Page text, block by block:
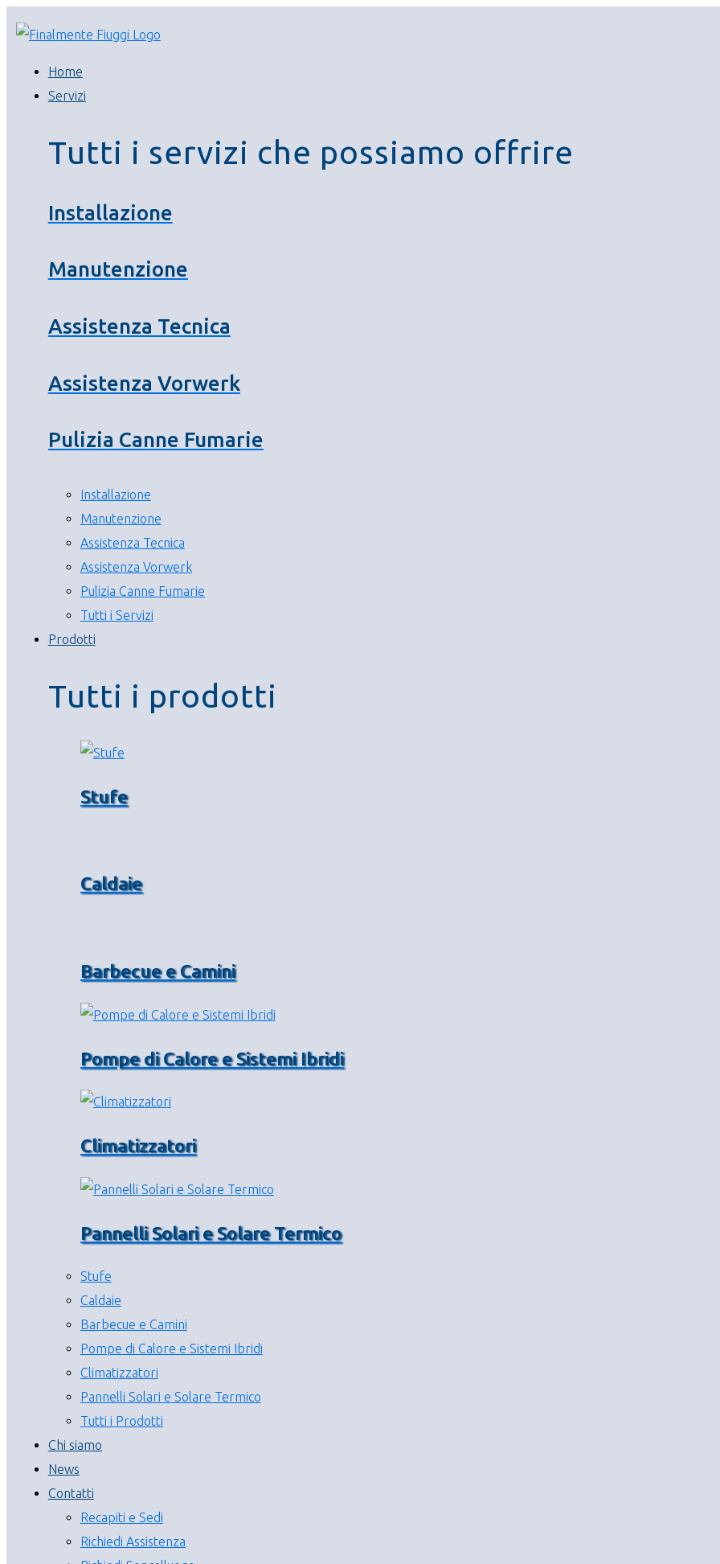
Home
Servizi
Tutti i servizi che possiamo offrire
Installazione
Manutenzione
Assistenza Tecnica
Assistenza Vorwerk
Pulizia Canne Fumarie
Installazione
Manutenzione
Assistenza Tecnica
Assistenza Vorwerk
Pulizia Canne Fumarie
Tutti i Servizi
Prodotti
Tutti i prodotti
Stufe
Caldaie
Barbecue e Camini
Pompe di Calore e Sistemi Ibridi
Climatizzatori
Pannelli Solari e Solare Termico
Stufe
Caldaie
Barbecue e Camini
Pompe di Calore e Sistemi Ibridi
Climatizzatori
Pannelli Solari e Solare Termico
Tutti i Prodotti
Chi siamo
News
Contatti
Recapiti e Sedi
Richiedi Assistenza